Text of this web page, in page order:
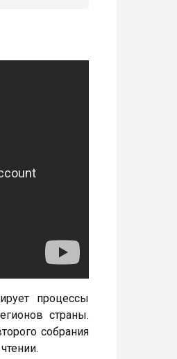
процессы
страны.
собрания